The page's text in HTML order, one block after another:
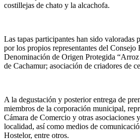
costillejas de chato y la alcachofa.
Las tapas participantes han sido valoradas
por los propios representantes del Consejo
Denominación de Origen Protegida “Arroz
de Cachamur; asociación de criadores de
A la degustación y posterior entrega de
miembros de la corporación municipal,
Cámara de Comercio y otras asociaciones
localidad, así como medios de
Hostelor, entre otros.